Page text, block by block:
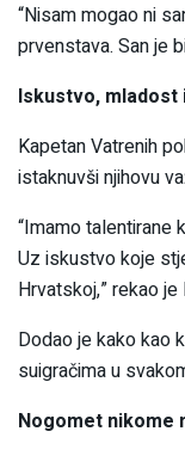
“Nisam mogao ni
prvenstava. San je
Iskustvo,
Kapetan Vatrenih
istaknuvši njihovu
“Imamo talentirane
Uz iskustvo koje
Hrvatskoj,” rekao je
Dodao je kako kao
suigračima u
Nogomet nikome